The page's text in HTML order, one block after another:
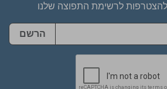
להצטרפות לרשימת התפוצה שלנו
הרשם